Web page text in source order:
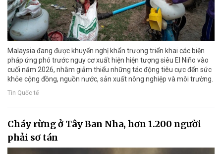
Malaysia đang được khuyến nghị khẩn trương triển khai các biện
pháp ứng phó trước nguy cơ xuất hiện hiện tượng siêu El Niño vào
cuối năm 2026, nhằm giảm thiểu những tác động tiêu cực đến sức
khỏe cộng đồng, nguồn nước, sản xuất nông nghiệp và môi trường.
Tin Quốc tế
Cháy rừng ở Tây Ban Nha, hơn 1.200 người
phải sơ tán